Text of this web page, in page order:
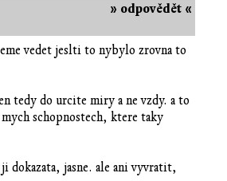
» odpovědět «
vedet jeslti to nybylo zrovna to
tedy do urcite miry a ne vzdy. a to
schopnostech, ktere taky
dokazata, jasne. ale ani vyvratit,